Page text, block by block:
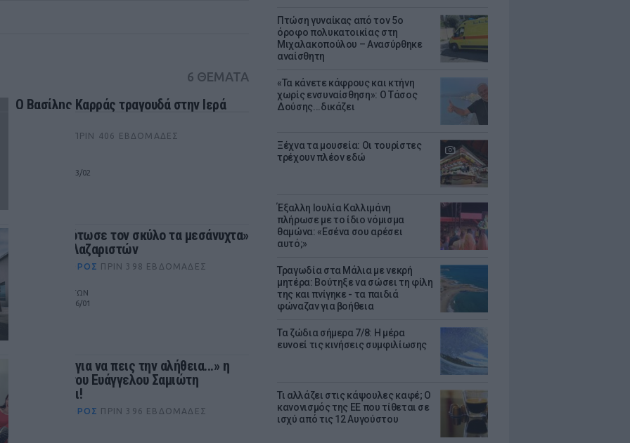
Πτώση γυναίκας από τον 5ο
όροφο πολυκατοικίας στη
Μιχαλακοπούλου – Ανασύρθηκε
αναίσθητη
«Τα κάνετε κάφρους και κτήνη
χωρίς ενσυναίσθηση»: Ο Τάσος
Δούσης...δικάζει
Ξέχνα τα μουσεία: Οι τουρίστες
τρέχουν πλέον εδώ
Έξαλλη Ιουλία Καλλιμάνη
πλήρωσε με το ίδιο νόμισμα
θαμώνα: «Εσένα σου αρέσει
αυτό;»
Τραγωδία στα Μάλια με νεκρή
μητέρα: Βούτηξε να σώσει τη φίλη
της και πνίγηκε - τα παιδιά
φώναζαν για βοήθεια
Τα ζώδια σήμερα 7/8: Η μέρα
ευνοεί τις κινήσεις συμφιλίωσης
Τι αλλάζει στις κάψουλες καφέ; Ο
κανονισμός της ΕΕ που τίθεται σε
ισχύ από τις 12 Αυγούστου
6 ΘΕΜΑΤΑ
Ο Βασίλης Καρράς τραγουδά στην Ιερά
ΠΡΙΝ 406 ΕΒΔΟΜΆΔΕΣ
από 19/10 έως 23/02
«Ποιος σκότωσε τον σκύλο τα μεσάνυχτα»
στη Μονή Λαζαριστών
ΘΈΑΤΡΟ+ΧΟΡΌΣ ΠΡΙΝ 398 ΕΒΔΟΜΆΔΕΣ
ΜΟΝΗ ΛΑΖΑΡΙΣΤΩΝ
από 24/11 έως 26/01
«74 Λεπτά για να πεις την αλήθεια...» η
κωμωδία του Ευάγγελου Σαμιώτη
επιστρέφει!
ΘΈΑΤΡΟ+ΧΟΡΌΣ ΠΡΙΝ 396 ΕΒΔΟΜΆΔΕΣ